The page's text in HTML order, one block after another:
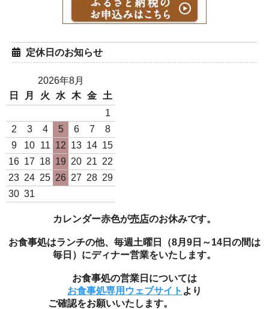
白米1Kg袋（ミルキー
クイーン 令和7年度産）
880円(税込)
白米10Kg袋（ミルキ
ークイーン 令和7年度産）
定休日のお知らせ
2026年8月
日
月 火 水 木 金
土
1
2
3 4 5 6 7
8
9
10 11 12 13 14 15
16 17 18 19 20 21 22
23 24 25 26 27 28 29
30 31
カレンダー赤色が売店のお休みです。
お食事処はランチの他、毎週土曜日（8月9日～14日の間は
毎日）にディナー営業をいたします。
お食事処の営業日については
お食事処専用ウェブサイト より
ご確認をお願いいたします。